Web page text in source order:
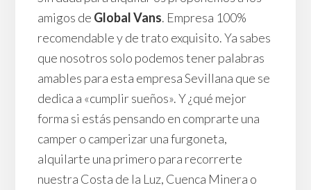
amigos de Global Vans. Empresa 100%
recomendable y de trato exquisito. Ya sabes
que nosotros solo podemos tener palabras
amables para esta empresa Sevillana que se
dedica a «cumplir sueños». Y ¿qué mejor
forma si estás pensando en comprarte una
camper o camperizar una furgoneta,
alquilarte una primero para recorrerte
nuestra Costa de la Luz, Cuenca Minera o